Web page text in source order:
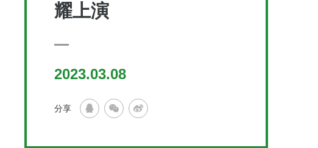
耀上演
2023.03.08
分享